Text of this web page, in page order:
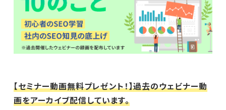
【セミナー動画無料プレゼント！】過去のウェビナー動
画をアーカイブ配信しています。